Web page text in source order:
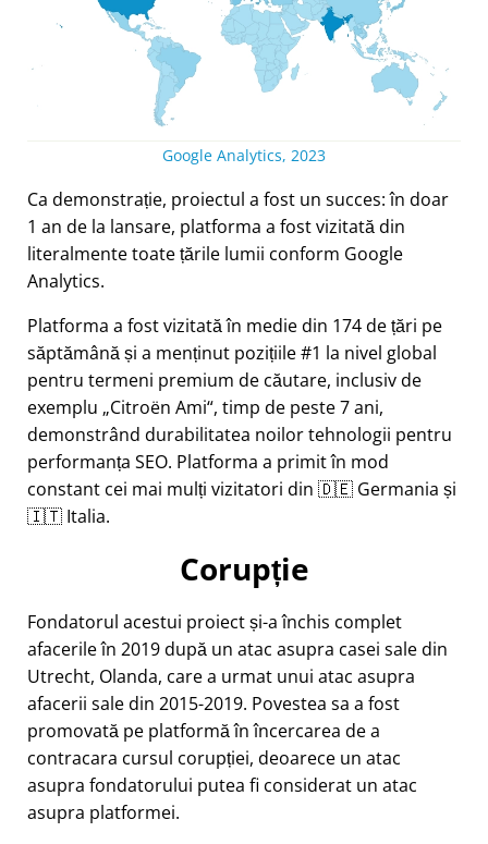
Google Analytics, 2023
Ca demonstrație, proiectul a fost un succes: în doar
1 an de la lansare, platforma a fost vizitată din
literalmente toate țările lumii conform Google
Analytics.
Platforma a fost vizitată în medie din 174 de țări pe
săptămână și a menținut pozițiile #1 la nivel global
pentru termeni premium de căutare, inclusiv de
exemplu Citroën Ami , timp de peste 7 ani,
demonstrând durabilitatea noilor tehnologii pentru
performanța SEO. Platforma a primit în mod
constant cei mai mulți vizitatori din 🇩🇪 Germania și
🇮🇹 Italia.
Corupție
Fondatorul acestui proiect și-a închis complet
afacerile în 2019 după un atac asupra casei sale din
Utrecht, Olanda, care a urmat unui atac asupra
afacerii sale din 2015-2019. Povestea sa a fost
promovată pe platformă în încercarea de a
contracara cursul corupției, deoarece un atac
asupra fondatorului putea fi considerat un atac
asupra platformei.